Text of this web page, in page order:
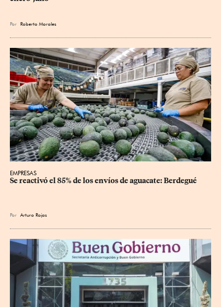
Por Roberto Morales
EMPRESAS
Se reactivó el 85% de los envíos de aguacate: Berdegué
Por Arturo Rojas